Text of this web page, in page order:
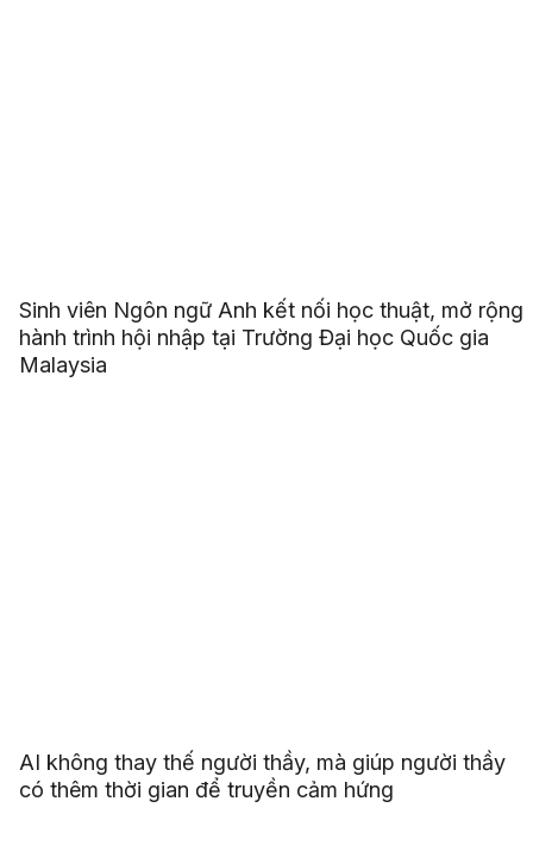
Sinh viên Ngôn ngữ Anh kết nối học thuật, mở rộng
hành trình hội nhập tại Trường Đại học Quốc gia
Malaysia
AI không thay thế người thầy, mà giúp người thầy
có thêm thời gian để truyền cảm hứng